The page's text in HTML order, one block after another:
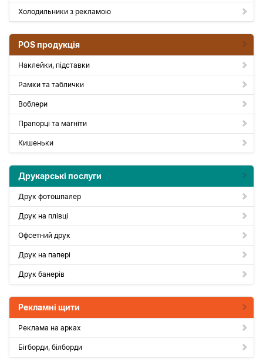
Холодильники з рекламою
POS продукція
Наклейки, підставки
Рамки та таблички
Воблери
Прапорці та магніти
Кишеньки
Друкарські послуги
Друк фотошпалер
Друк на плівці
Офсетний друк
Друк на папері
Друк банерів
Рекламні щити
Реклама на арках
Бігборди, білборди